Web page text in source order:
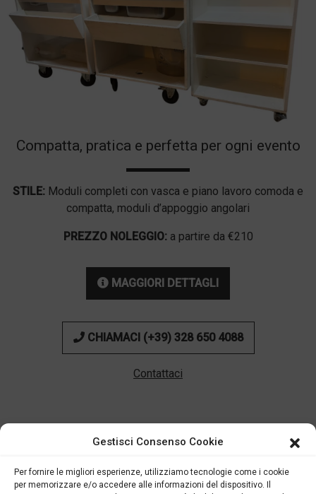
Gestisci Consenso Cookie
Per fornire le migliori esperienze, utilizziamo tecnologie come i cookie
per memorizzare e/o accedere alle informazioni del dispositivo. Il
Compatta, pratica e perfetta per ogni evento
STILE: Moduli completi con vasca e piano lavoro comoda e
compatta, moduli d’appoggio angolari
PREZZO NOLEGGIO: a partire da €210
MAGGIORI DETTAGLI
CHIAMACI (+39) 328 650 4088
Contattaci
Il bar che si adatta a